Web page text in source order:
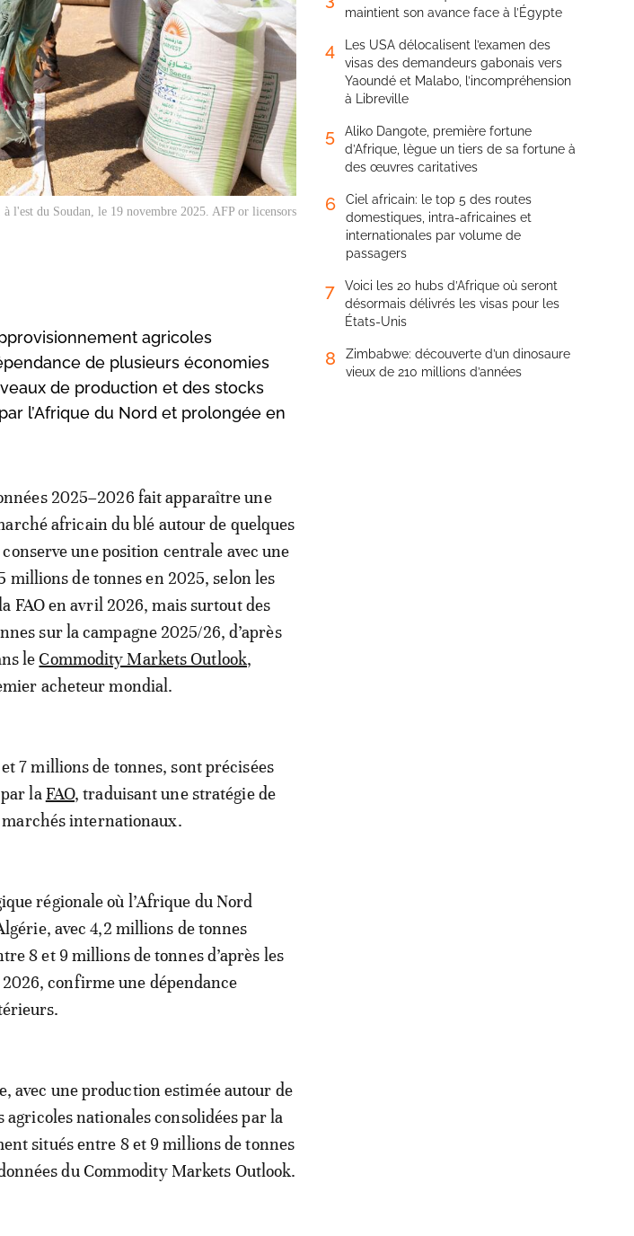
l'est du Soudan, le 19 novembre 2025. AFP or licensors
agricoles
de plusieurs économies
de production et des stocks
l’Afrique du Nord et prolongée en
2025–2026 fait apparaître une
africain du blé autour de quelques
une position centrale avec une
millions de tonnes en 2025, selon les
FAO en avril 2026, mais surtout des
sur la campagne 2025/26, d’après
le Commodity Markets Outlook,
acheteur mondial.
7 millions de tonnes, sont précisées
la FAO, traduisant une stratégie de
marchés internationaux.
régionale où l’Afrique du Nord
avec 4,2 millions de tonnes
8 et 9 millions de tonnes d’après les
confirme une dépendance
avec une production estimée autour de
nationales consolidées par la
situés entre 8 et 9 millions de tonnes
du Commodity Markets Outlook.
maintient son avance face à l’Égypte
4
Les USA délocalisent l’examen des
visas des demandeurs gabonais vers
Yaoundé et Malabo, l’incompréhension
à Libreville
5
Aliko Dangote, première fortune
d’Afrique, lègue un tiers de sa fortune à
des œuvres caritatives
6
Ciel africain: le top 5 des routes
domestiques, intra-africaines et
internationales par volume de
passagers
7
Voici les 20 hubs d’Afrique où seront
désormais délivrés les visas pour les
États-Unis
8
Zimbabwe: découverte d’un dinosaure
vieux de 210 millions d’années